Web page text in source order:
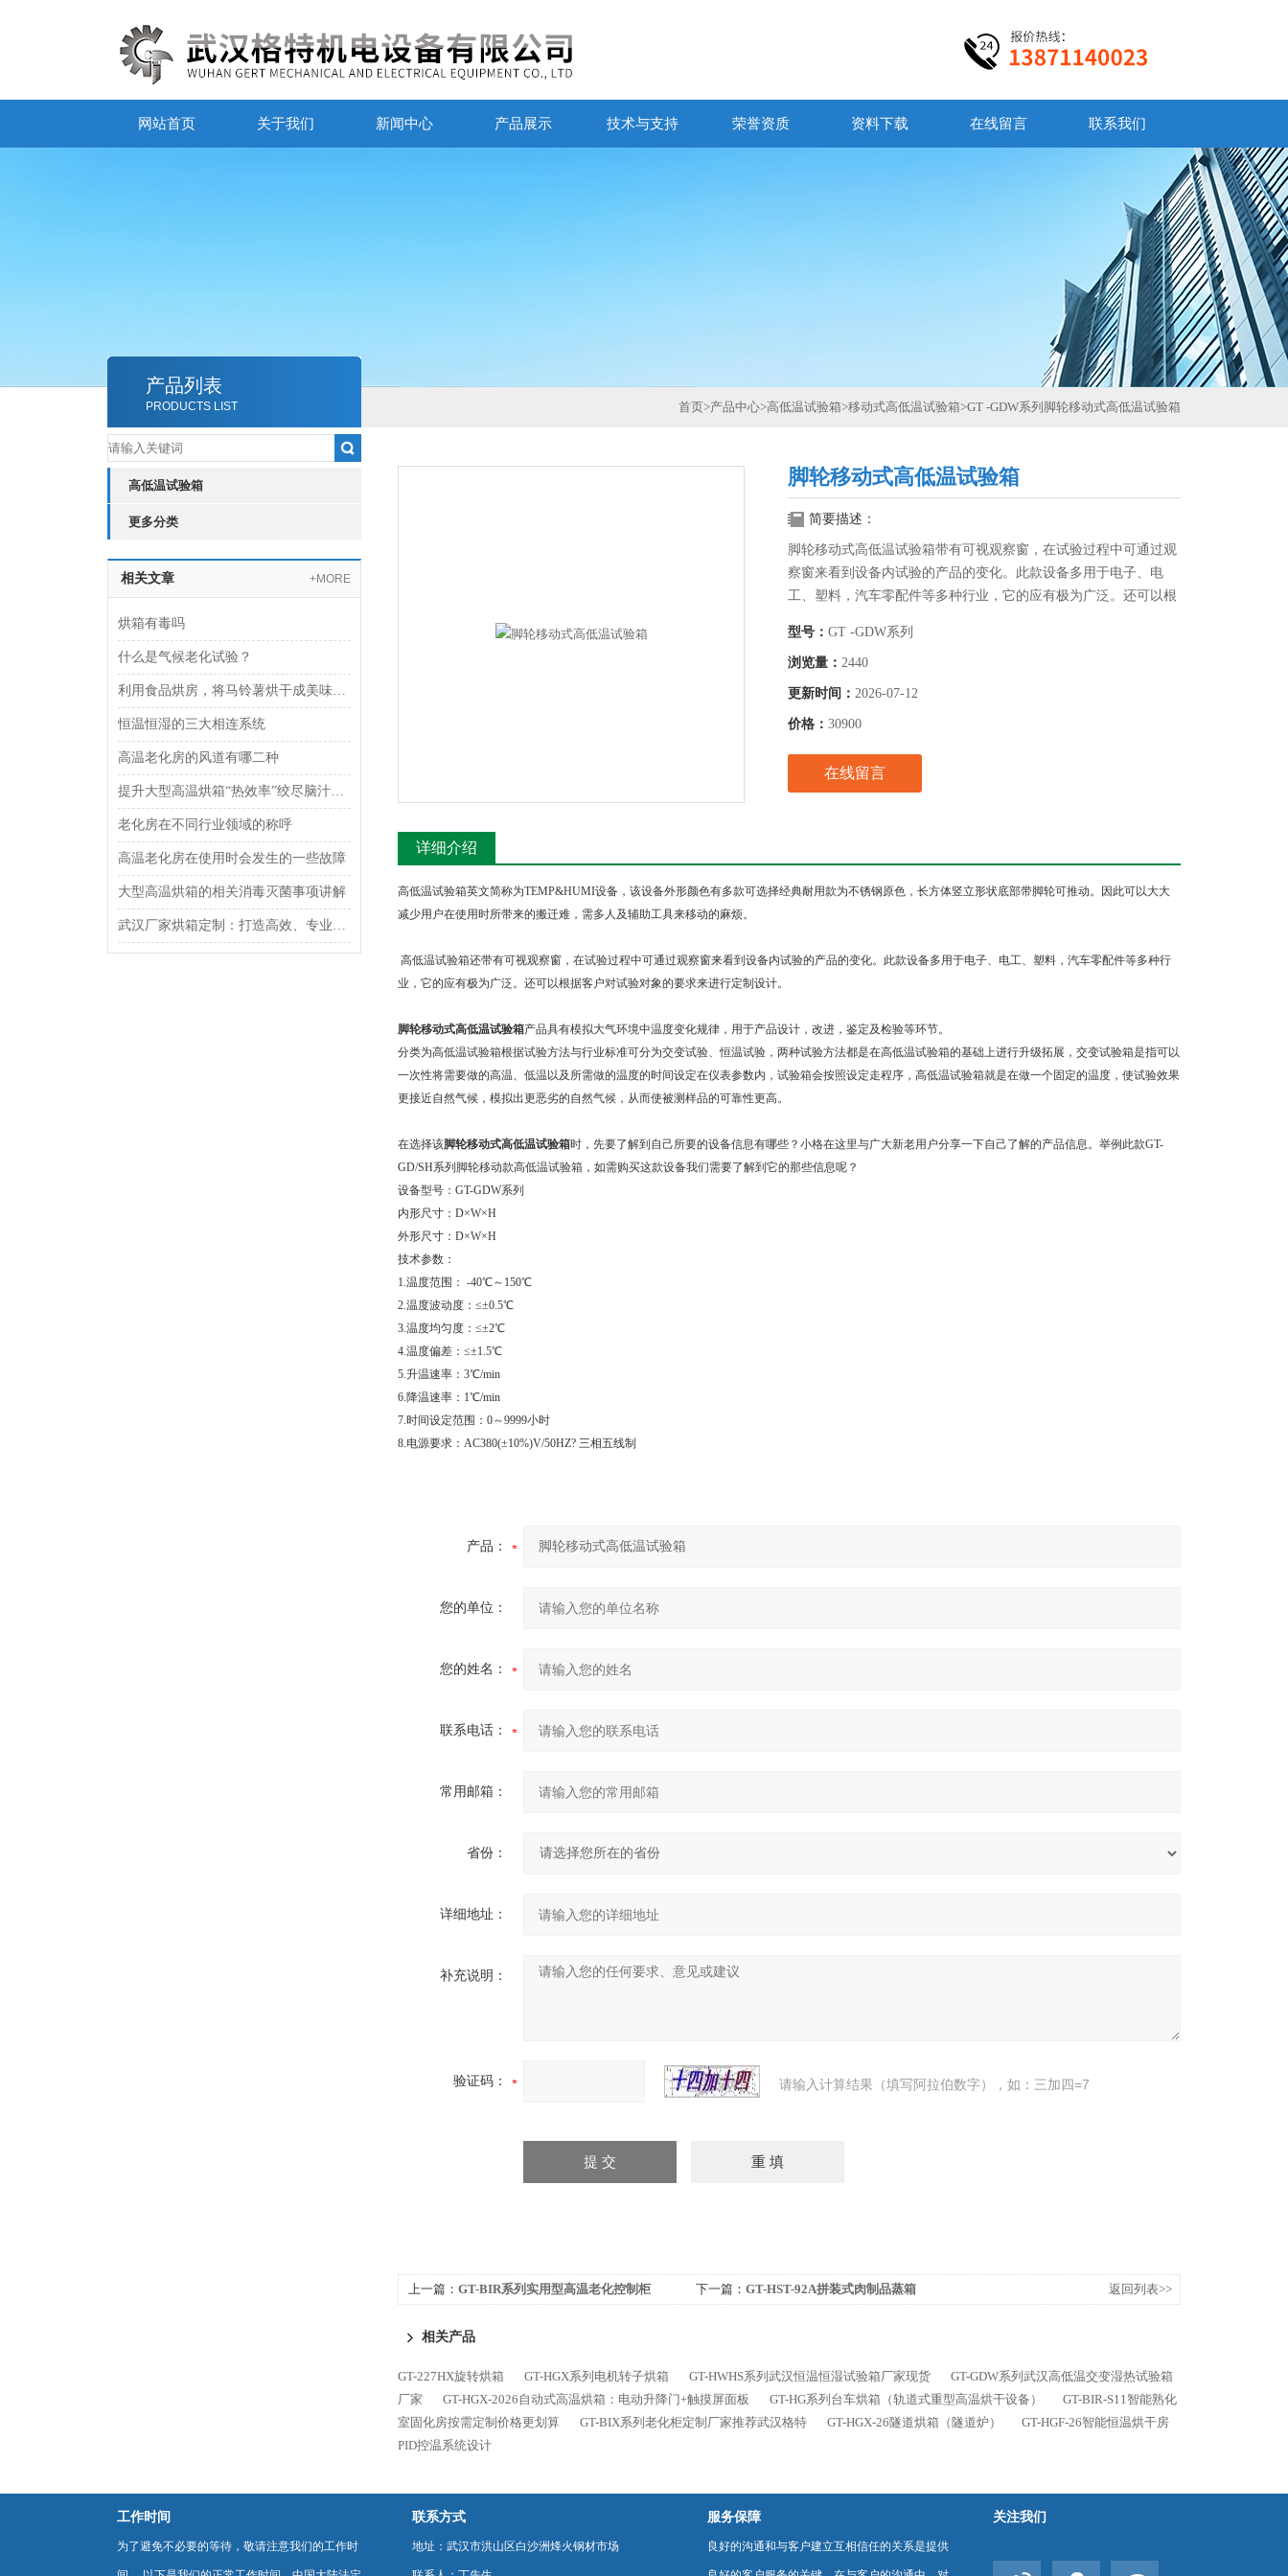
网站首页 关于我们 新闻中心 产品展示 技术与支持 荣誉资质 资料下载 在线留言 联系我们
产品列表
PRODUCTS LIST
高低温试验箱
更多分类
相关文章 +MORE
烘箱有毒吗
什么是气候老化试验？
利用食品烘房，将马铃薯烘干成美味非油炸薯片
恒温恒湿的三大相连系统
高温老化房的风道有哪二种
提升大型高温烘箱“热效率”绞尽脑汁？看看这几招
老化房在不同行业领域的称呼
高温老化房在使用时会发生的一些故障
大型高温烘箱的相关消毒灭菌事项讲解
武汉厂家烘箱定制：打造高效、专业的烘干解决方案
首页>产品中心>高低温试验箱>移动式高低温试验箱>GT -GDW系列脚轮移动式高低温试验箱
脚轮移动式高低温试验箱
简要描述：
脚轮移动式高低温试验箱带有可视观察窗，在试验过程中可通过观
察窗来看到设备内试验的产品的变化。此款设备多用于电子、电
工、塑料，汽车零配件等多种行业，它的应有极为广泛。还可以根
型号： GT -GDW系列
浏览量： 2440
更新时间： 2026-07-12
价格： 30900
在线留言
详细介绍
高低温试验箱英文简称为TEMP&HUMI设备，该设备外形颜色有多款可选择经典耐用款为不锈钢原色，长方体竖立形状底部带脚轮可推动。因此可以大大
减少用户在使用时所带来的搬迁难，需多人及辅助工具来移动的麻烦。
高低温试验箱还带有可视观察窗，在试验过程中可通过观察窗来看到设备内试验的产品的变化。此款设备多用于电子、电工、塑料，汽车零配件等多种行
业，它的应有极为广泛。还可以根据客户对试验对象的要求来进行定制设计。
脚轮移动式高低温试验箱产品具有模拟大气环境中温度变化规律，用于产品设计，改进，鉴定及检验等环节。
分类为高低温试验箱根据试验方法与行业标准可分为交变试验、恒温试验，两种试验方法都是在高低温试验箱的基础上进行升级拓展，交变试验箱是指可以
一次性将需要做的高温、低温以及所需做的温度的时间设定在仪表参数内，试验箱会按照设定走程序，高低温试验箱就是在做一个固定的温度，使试验效果
更接近自然气候，模拟出更恶劣的自然气候，从而使被测样品的可靠性更高。
在选择该脚轮移动式高低温试验箱时，先要了解到自己所要的设备信息有哪些？小格在这里与广大新老用户分享一下自己了解的产品信息。举例此款GT-
GD/SH系列脚轮移动款高低温试验箱，如需购买这款设备我们需要了解到它的那些信息呢？
设备型号：GT-GDW系列
内形尺寸：D×W×H
外形尺寸：D×W×H
技术参数：
1.温度范围： -40℃～150℃
2.温度波动度：≤±0.5℃
3.温度均匀度：≤±2℃
4.温度偏差：≤±1.5℃
5.升温速率：3℃/min
6.降温速率：1℃/min
7.时间设定范围：0～9999小时
8.电源要求：AC380(±10%)V/50HZ? 三相五线制
产品：
您的单位：
您的姓名：
联系电话：
常用邮箱：
省份：
详细地址：
补充说明：
验证码： 请输入计算结果（填写阿拉伯数字），如：三加四=7
上一篇： GT-BIR系列实用型高温老化控制柜 下一篇： GT-HST-92A拼装式肉制品蒸箱 返回列表>>
相关产品
GT-227HX旋转烘箱 GT-HGX系列电机转子烘箱 GT-HWHS系列武汉恒温恒湿试验箱厂家现货
GT-GDW系列武汉高低温交变湿热试验箱
厂家
GT-HGX-2026自动式高温烘箱：电动升降门+触摸屏面板 GT-HG系列台车烘箱（轨道式重型高温烘干设备）
GT-BIR-S11智能熟化
室固化房按需定制价格更划算
GT-BIX系列老化柜定制厂家推荐武汉格特 GT-HGX-26隧道烘箱（隧道炉）
GT-HGF-26智能恒温烘干房
PID控温系统设计
工作时间
为了避免不必要的等待，敬请注意我们的工作时
联系方式
地址：武汉市洪山区白沙洲烽火钢材市场
服务保障
良好的沟通和与客户建立互相信任的关系是提供
关注我们